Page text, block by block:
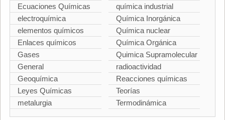
Ecuaciones Químicas
electroquímica
elementos químicos
Enlaces químicos
Gases
General
Geoquímica
Leyes Químicas
metalurgia
química industrial
Química Inorgánica
Química nuclear
Química Orgánica
Quimica Supramolecular
radioactividad
Reacciones químicas
Teorías
Termodinámica